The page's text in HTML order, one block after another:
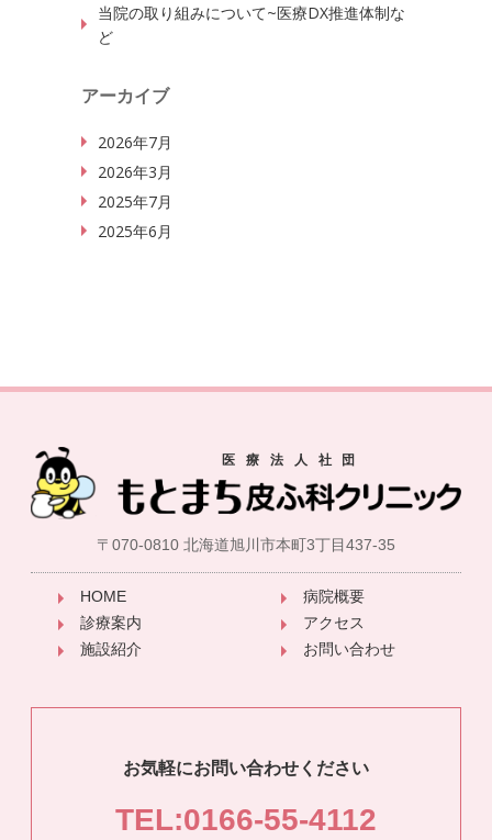
当院の取り組みについて~医療DX推進体制な
ど
アーカイブ
2026年7月
2026年3月
2025年7月
2025年6月
〒070-0810 北海道旭川市本町3丁目437-35
HOME
診療案内
施設紹介
病院概要
アクセス
お問い合わせ
お気軽にお問い合わせください
TEL:0166-55-4112